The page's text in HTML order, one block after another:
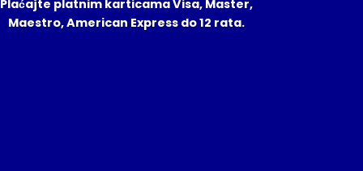
Plaćajte platnim karticama Visa, Master,
Maestro, American Express do 12 rata.